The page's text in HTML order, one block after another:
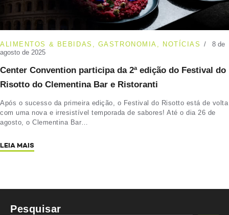
ALIMENTOS & BEBIDAS GASTRONOMIA NOTÍCIAS
8 de
agosto de 2025
Center Convention participa da 2ª edição do Festival do
Risotto do Clementina Bar e Ristoranti
Após o sucesso da primeira edição, o Festival do Risotto está de volta
com uma nova e irresistível temporada de sabores! Até o dia 26 de
agosto, o Clementina Bar…
LEIA MAIS
Pesquisar